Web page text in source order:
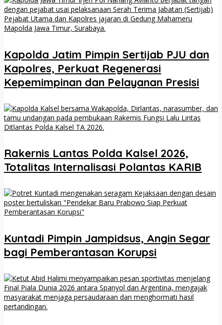
Kapolda Jatim Pimpin Sertijab PJU dan
Kapolres, Perkuat Regenerasi
Kepemimpinan dan Pelayanan Presisi
Rakernis Lantas Polda Kalsel 2026,
Totalitas Internalisasi Polantas KARIB
Kuntadi Pimpin Jampidsus, Angin Segar
bagi Pemberantasan Korupsi